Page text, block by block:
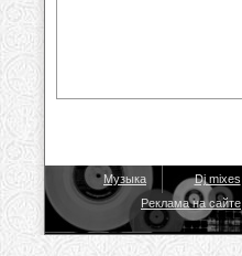
Музыка Dj mixes
Реклама на сайте